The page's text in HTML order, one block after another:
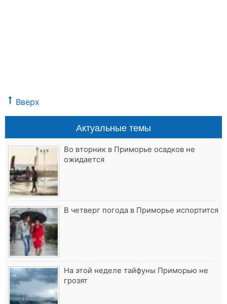
Вверх
Актуальные темы
Во вторник в Приморье осадков не
ожидается
В четверг погода в Приморье испортится
На этой неделе тайфуны Приморью не
грозят